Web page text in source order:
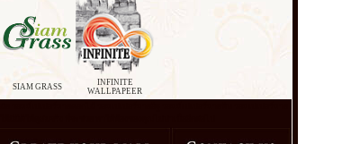
SIAM GRASS
INFINITE
WALLPAPEER